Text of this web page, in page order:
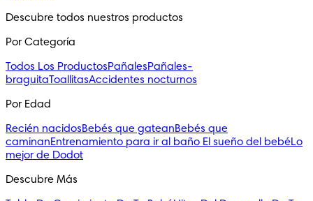
Descubre todos nuestros productos
Por Categoría
Todos Los ProductosPañalesPañales-
braguitaToallitasAccidentes nocturnos
Por Edad
Recién nacidosBebés que gateanBebés que
caminanEntrenamiento para ir al baño El sueño del bebéLo
mejor de Dodot
Descubre Más